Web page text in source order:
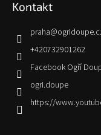
Kontakt
praha@
+420732901262
Facebook Ogří
ogri.doupe
https://